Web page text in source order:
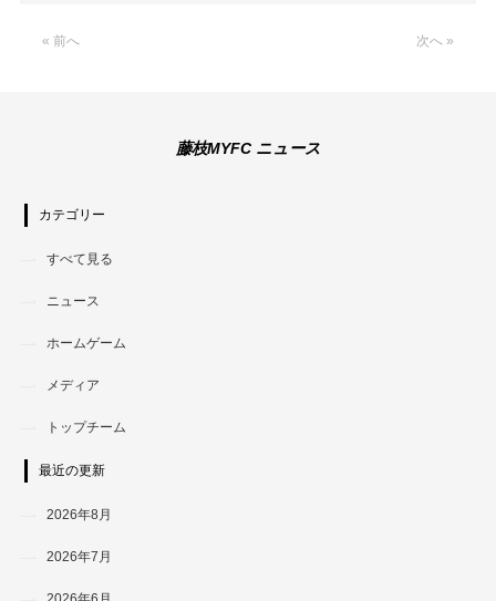
« 前へ 次へ »
藤枝MYFC ニュース
カテゴリー
すべて見る
ニュース
ホームゲーム
メディア
トップチーム
最近の更新
2026年8月
2026年7月